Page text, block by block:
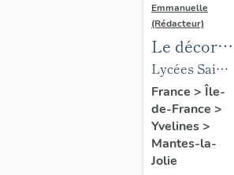
Emmanuelle
(Rédacteur)
Le décor
des lycées
de Mantes
Lycées Saint-
Exupéry et
Jean Rostand
France > Île-
de-France >
Yvelines>
Mantes-la-
Jolie